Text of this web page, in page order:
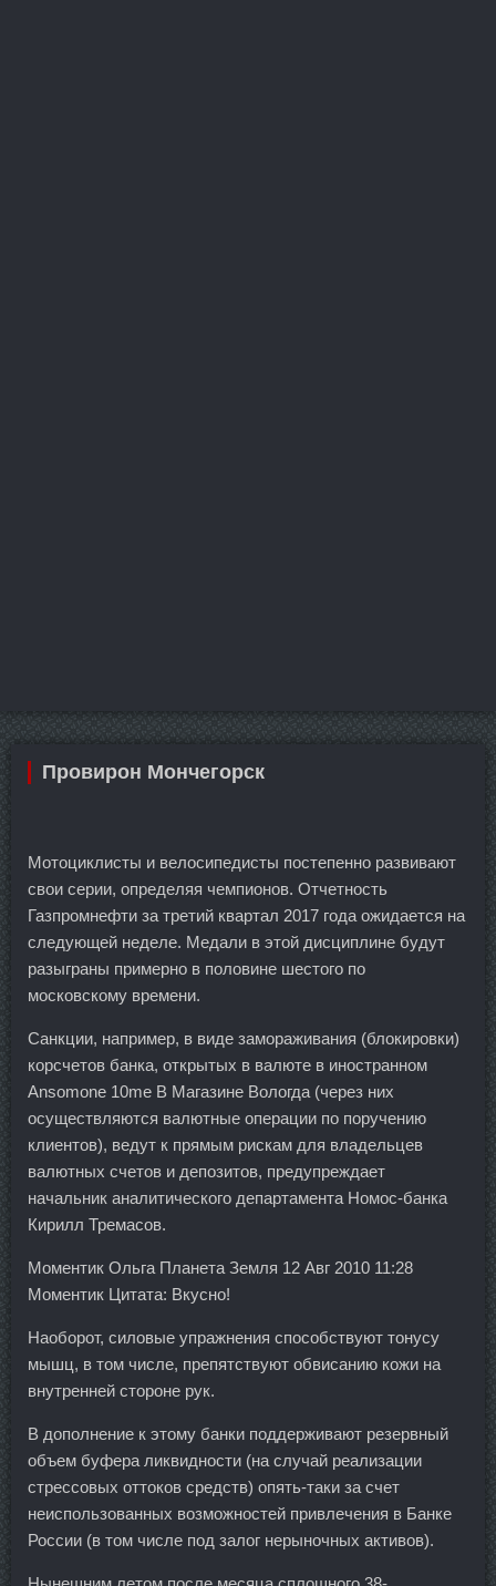
Провирон Мончегорск
Мотоциклисты и велосипедисты постепенно развивают
свои серии, определяя чемпионов. Отчетность
Газпромнефти за третий квартал 2017 года ожидается на
следующей неделе. Медали в этой дисциплине будут
разыграны примерно в половине шестого по
московскому времени.
Санкции, например, в виде замораживания (блокировки)
корсчетов банка, открытых в валюте в иностранном
Ansomone 10me В Магазине Вологда (через них
осуществляются валютные операции по поручению
клиентов), ведут к прямым рискам для владельцев
валютных счетов и депозитов, предупреждает
начальник аналитического департамента Номос-банка
Кирилл Тремасов.
Моментик Ольга Планета Земля 12 Авг 2010 11:28
Моментик Цитата: Вкусно!
Наоборот, силовые упражнения способствуют тонусу
мышц, в том числе, препятствуют обвисанию кожи на
внутренней стороне рук.
В дополнение к этому банки поддерживают резервный
объем буфера ликвидности (на случай реализации
стрессовых оттоков средств) опять-таки за счет
неиспользованных возможностей привлечения в Банке
России (в том числе под залог нерыночных активов).